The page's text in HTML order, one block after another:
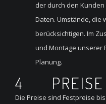
der durch den
Daten. Umstände, die
berücksichtigen. Im
und Montage unserer
Planung.
4 PREISE
Die Preise sind Festpreise